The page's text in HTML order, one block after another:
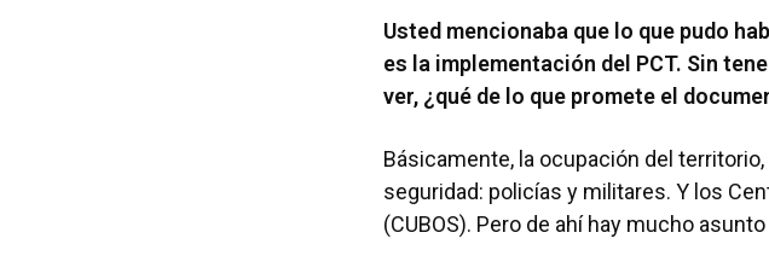
Usted mencionaba que lo que pudo
es la implementación del PCT. Sin
ver, ¿qué de lo que promete el
Básicamente, la ocupación del
seguridad: policías y militares. Y los
(CUBOS). Pero de ahí hay mucho